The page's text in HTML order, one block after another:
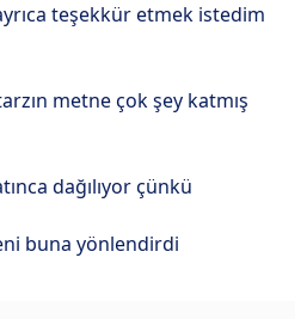
teşekkür etmek istedim
metne çok şey katmış
dağılıyor çünkü
buna yönlendirdi